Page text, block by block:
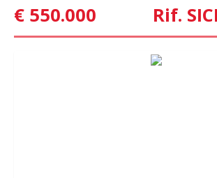
Home Staging
€ 550.000
Rif.